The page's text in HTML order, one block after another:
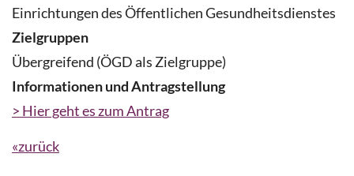
Einrichtungen des Öffentlichen Gesundheitsdienstes
Zielgruppen
Übergreifend (ÖGD als Zielgruppe)
Informationen und Antragstellung
> Hier geht es zum Antrag
«zurück